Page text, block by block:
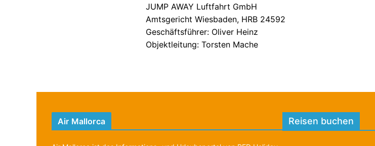
JUMP AWAY Luftfahrt GmbH
Amtsgericht Wiesbaden, HRB 24592
Geschäftsführer: Oliver Heinz
Objektleitung: Torsten Mache
Air Mallorca Reisen buchen